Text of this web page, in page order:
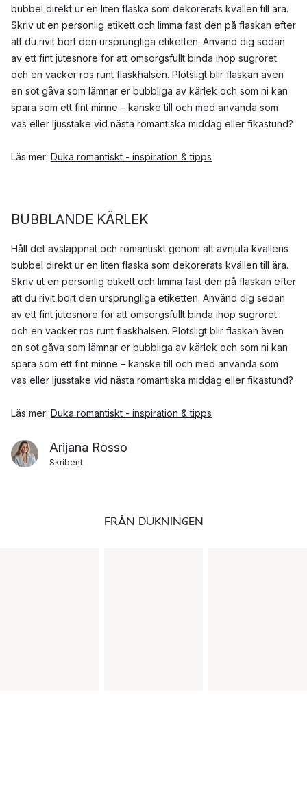
bubbel direkt ur en liten flaska som dekorerats kvällen till ära.
Skriv ut en personlig etikett och limma fast den på flaskan efter
att du rivit bort den ursprungliga etiketten. Använd dig sedan
av ett fint jutesnöre för att omsorgsfullt binda ihop sugröret
och en vacker ros runt flaskhalsen. Plötsligt blir flaskan även
en söt gåva som lämnar er bubbliga av kärlek och som ni kan
spara som ett fint minne – kanske till och med använda som
vas eller ljusstake vid nästa romantiska middag eller fikastund?
Läs mer: Duka romantiskt - inspiration & tipps
BUBBLANDE KÄRLEK
Håll det avslappnat och romantiskt genom att avnjuta kvällens
bubbel direkt ur en liten flaska som dekorerats kvällen till ära.
Skriv ut en personlig etikett och limma fast den på flaskan efter
att du rivit bort den ursprungliga etiketten. Använd dig sedan
av ett fint jutesnöre för att omsorgsfullt binda ihop sugröret
och en vacker ros runt flaskhalsen. Plötsligt blir flaskan även
en söt gåva som lämnar er bubbliga av kärlek och som ni kan
spara som ett fint minne – kanske till och med använda som
vas eller ljusstake vid nästa romantiska middag eller fikastund?
Läs mer: Duka romantiskt - inspiration & tipps
Arijana Rosso
Skribent
FRÅN DUKNINGEN